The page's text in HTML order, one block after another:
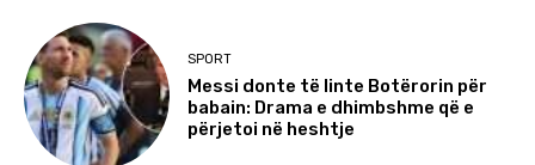
SPORT
Messi donte të linte Botërorin për
babain: Drama e dhimbshme që e
përjetoi në heshtje